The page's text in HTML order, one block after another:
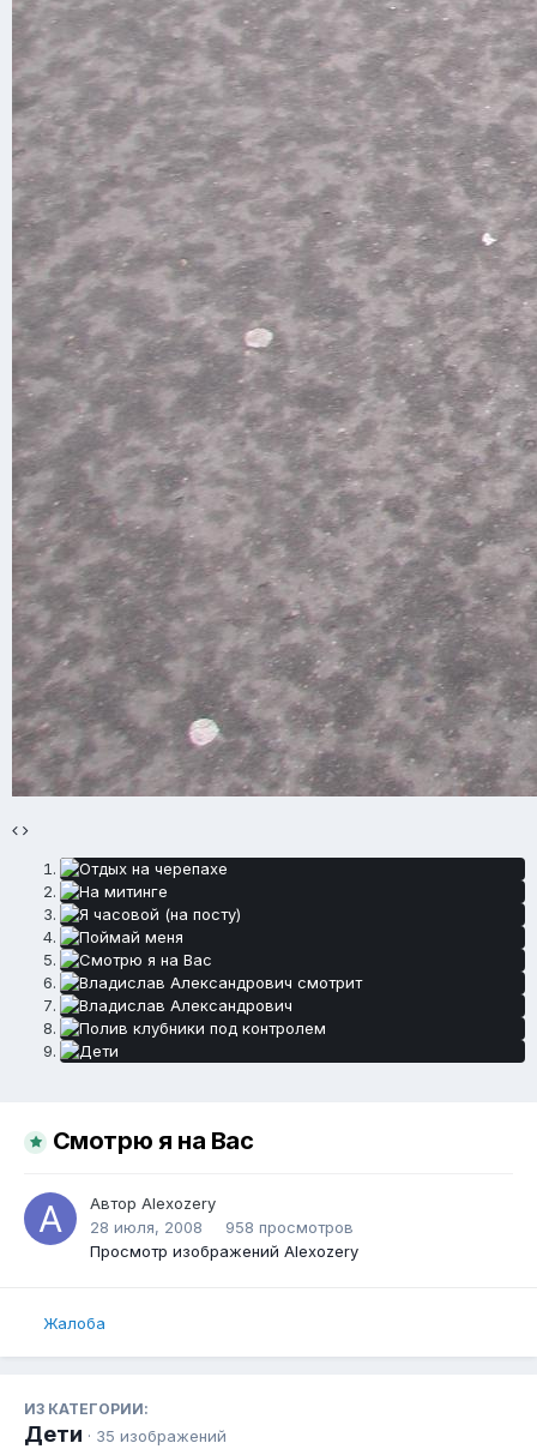
Смотрю я на Вас
Автор Alexozery
28 июля, 2008
958 просмотров
Просмотр изображений Alexozery
Жалоба
ИЗ КАТЕГОРИИ:
Дети · 35 изображений